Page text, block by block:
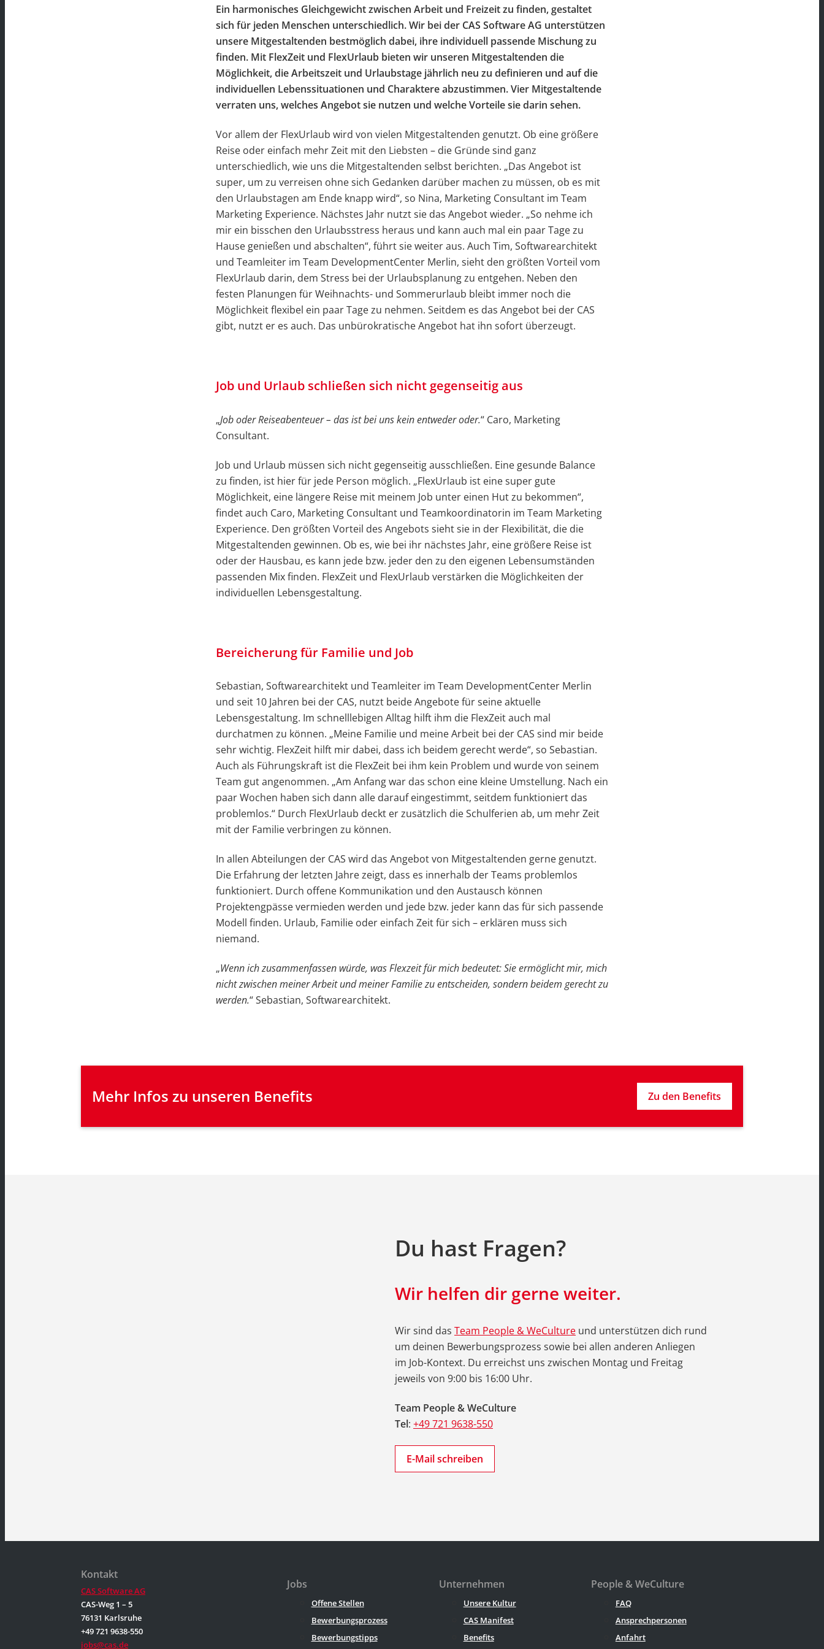
Ein harmonisches Gleichgewicht zwischen Arbeit und Freizeit zu finden, gestaltet
sich für jeden Menschen unterschiedlich. Wir bei der CAS Software AG unterstützen
unsere Mitgestaltenden bestmöglich dabei, ihre individuell passende Mischung zu
finden. Mit FlexZeit und FlexUrlaub bieten wir unseren Mitgestaltenden die
Möglichkeit, die Arbeitszeit und Urlaubstage jährlich neu zu definieren und auf die
individuellen Lebenssituationen und Charaktere abzustimmen. Vier Mitgestaltende
verraten uns, welches Angebot sie nutzen und welche Vorteile sie darin sehen.
Vor allem der FlexUrlaub wird von vielen Mitgestaltenden genutzt. Ob eine größere
Reise oder einfach mehr Zeit mit den Liebsten – die Gründe sind ganz
unterschiedlich, wie uns die Mitgestaltenden selbst berichten. „Das Angebot ist
super, um zu verreisen ohne sich Gedanken darüber machen zu müssen, ob es mit
den Urlaubstagen am Ende knapp wird“, so Nina, Marketing Consultant im Team
Marketing Experience. Nächstes Jahr nutzt sie das Angebot wieder. „So nehme ich
mir ein bisschen den Urlaubsstress heraus und kann auch mal ein paar Tage zu
Hause genießen und abschalten“, führt sie weiter aus. Auch Tim, Softwarearchitekt
und Teamleiter im Team DevelopmentCenter Merlin, sieht den größten Vorteil vom
FlexUrlaub darin, dem Stress bei der Urlaubsplanung zu entgehen. Neben den
festen Planungen für Weihnachts- und Sommerurlaub bleibt immer noch die
Möglichkeit flexibel ein paar Tage zu nehmen. Seitdem es das Angebot bei der CAS
gibt, nutzt er es auch. Das unbürokratische Angebot hat ihn sofort überzeugt.
Job und Urlaub schließen sich nicht gegenseitig aus
„Job oder Reiseabenteuer – das ist bei uns kein entweder oder.“ Caro, Marketing
Consultant.
Job und Urlaub müssen sich nicht gegenseitig ausschließen. Eine gesunde Balance
zu finden, ist hier für jede Person möglich. „FlexUrlaub ist eine super gute
Möglichkeit, eine längere Reise mit meinem Job unter einen Hut zu bekommen“,
findet auch Caro, Marketing Consultant und Teamkoordinatorin im Team Marketing
Experience. Den größten Vorteil des Angebots sieht sie in der Flexibilität, die die
Mitgestaltenden gewinnen. Ob es, wie bei ihr nächstes Jahr, eine größere Reise ist
oder der Hausbau, es kann jede bzw. jeder den zu den eigenen Lebensumständen
passenden Mix finden. FlexZeit und FlexUrlaub verstärken die Möglichkeiten der
individuellen Lebensgestaltung.
Bereicherung für Familie und Job
Sebastian, Softwarearchitekt und Teamleiter im Team DevelopmentCenter Merlin
und seit 10 Jahren bei der CAS, nutzt beide Angebote für seine aktuelle
Lebensgestaltung. Im schnelllebigen Alltag hilft ihm die FlexZeit auch mal
durchatmen zu können. „Meine Familie und meine Arbeit bei der CAS sind mir beide
sehr wichtig. FlexZeit hilft mir dabei, dass ich beidem gerecht werde“, so Sebastian.
Auch als Führungskraft ist die FlexZeit bei ihm kein Problem und wurde von seinem
Team gut angenommen. „Am Anfang war das schon eine kleine Umstellung. Nach ein
paar Wochen haben sich dann alle darauf eingestimmt, seitdem funktioniert das
problemlos.“ Durch FlexUrlaub deckt er zusätzlich die Schulferien ab, um mehr Zeit
mit der Familie verbringen zu können.
In allen Abteilungen der CAS wird das Angebot von Mitgestaltenden gerne genutzt.
Die Erfahrung der letzten Jahre zeigt, dass es innerhalb der Teams problemlos
funktioniert. Durch offene Kommunikation und den Austausch können
Projektengpässe vermieden werden und jede bzw. jeder kann das für sich passende
Modell finden. Urlaub, Familie oder einfach Zeit für sich – erklären muss sich
niemand.
„Wenn ich zusammenfassen würde, was Flexzeit für mich bedeutet: Sie ermöglicht mir, mich
nicht zwischen meiner Arbeit und meiner Familie zu entscheiden, sondern beidem gerecht zu
werden.“ Sebastian, Softwarearchitekt.
Mehr Infos zu unseren Benefits Zu den Benefits
Du hast Fragen?
Wir helfen dir gerne weiter.
Wir sind das Team People & WeCulture und unterstützen dich rund
um deinen Bewerbungsprozess sowie bei allen anderen Anliegen
im Job-Kontext. Du erreichst uns zwischen Montag und Freitag
jeweils von 9:00 bis 16:00 Uhr.
Team People & WeCulture
Tel: +49 721 9638-550
E-Mail schreiben
Kontakt
CAS Software AG
CAS-Weg 1 – 5
76131 Karlsruhe
+49 721 9638-550
jobs@cas.de
Jobs
Offene Stellen
Bewerbungsprozess
Bewerbungstipps
Unternehmen
Unsere Kultur
CAS Manifest
Benefits
People & WeCulture
FAQ
Ansprechpersonen
Anfahrt